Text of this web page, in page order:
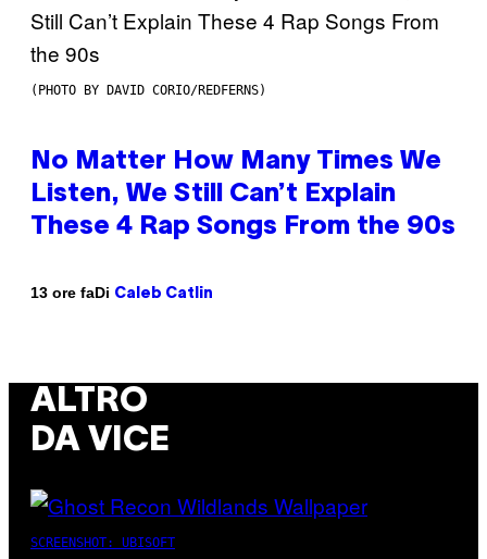
(PHOTO BY DAVID CORIO/REDFERNS)
No Matter How Many Times We
Listen, We Still Can’t Explain
These 4 Rap Songs From the 90s
13 ore faDi Caleb Catlin
ALTRO
DA VICE
SCREENSHOT: UBISOFT